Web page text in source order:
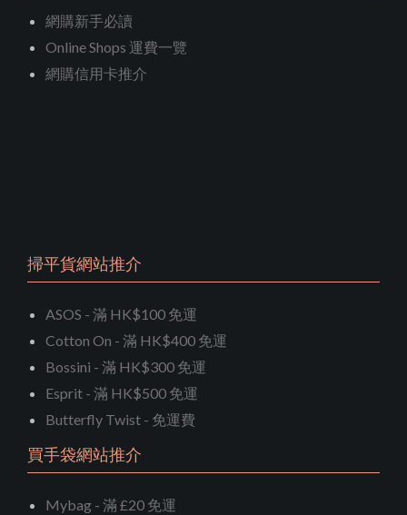
網購新手必讀
Online Shops 運費一覽
網購信用卡推介
掃平貨網站推介
ASOS - 滿 HK$100 免運
Cotton On - 滿 HK$400 免運
Bossini - 滿 HK$300 免運
Esprit - 滿 HK$500 免運
Butterfly Twist - 免運費
買手袋網站推介
Mybag - 滿 £20 免運